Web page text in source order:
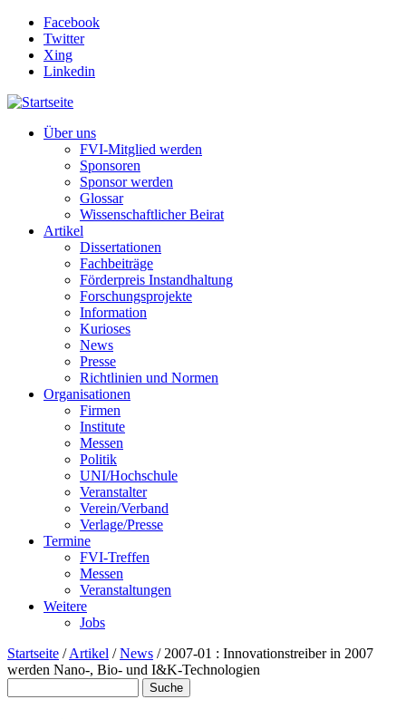
Direkt zum Inhalt
Facebook
Twitter
Xing
Linkedin
Über uns
FVI-Mitglied werden
Sponsoren
Sponsor werden
Glossar
Wissenschaftlicher Beirat
Artikel
Dissertationen
Fachbeiträge
Förderpreis Instandhaltung
Forschungsprojekte
Information
Kurioses
News
Presse
Richtlinien und Normen
Organisationen
Firmen
Institute
Messen
Politik
UNI/Hochschule
Veranstalter
Verein/Verband
Verlage/Presse
Termine
FVI-Treffen
Messen
Veranstaltungen
Weitere
Jobs
Startseite /Artikel /News / 2007-01 : Innovationstreiber in 2007
werden Nano-, Bio- und I&K-Technologien